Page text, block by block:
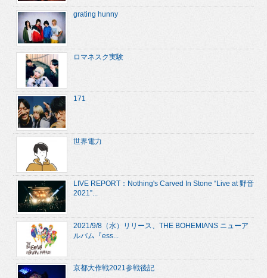
grating hunny
ロマネスク実験
171
世界電力
LIVE REPORT：Nothing's Carved In Stone “Live at 野音
2021”...
2021/9/8（水）リリース、THE BOHEMIANS ニューア
ルバム『ess...
京都大作戦2021参戦後記